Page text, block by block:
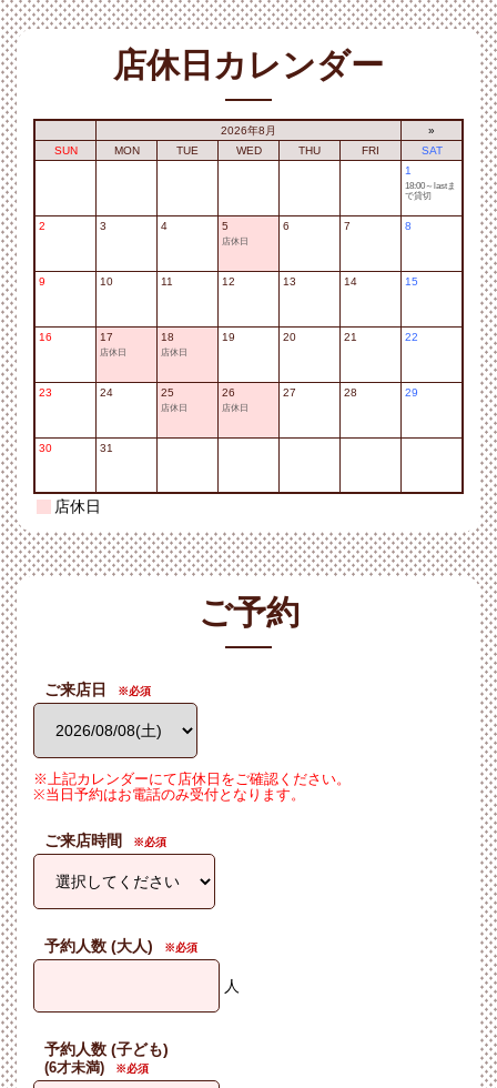
店休日カレンダー
2026年8月
»
SUN
MON TUE WED THU FRI
SAT
1
18:00～lastま
で貸切
2 3 4 5
店休日
6 7 8
9 10 11 12 13 14 15
16 17
店休日
18
店休日
19 20 21 22
23 24 25
店休日
26
店休日
27 28 29
30 31
店休日
ご予約
ご来店日
※上記カレンダーにて店休日をご確認ください。
※当日予約はお電話のみ受付となります。
ご来店時間
予約人数 (大人)
人
予約人数 (子ども)
(6才未満)